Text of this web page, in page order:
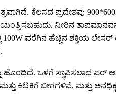
ಕೆಲಸದ ಪ್ರದೇಶವು
ನೀರಿನ
ವರೆಗಿನ ಹೆಚ್ಚಿನ ಶಕ್ತಿಯ ಲೇಸರ್
ಒಳಗೆ ಸ್ಥಾಪಿಸಲಾದ ಏರ್
ಕಿಟಕಿಗೆ ಬೀಗಗಳಿವೆ, ಮತ್ತು